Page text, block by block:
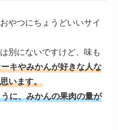
やつにちょうどいいサイ
別にないですけど、味も
キやみかんが好きな人な
います。
に、みかんの果肉の量が